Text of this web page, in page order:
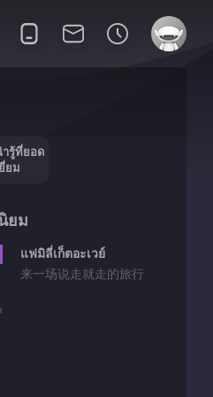
ารู้ที่ยอด
ยม
ยม
แฟมิลี่เก็ตอะเวย์
来一场说走就走的旅行